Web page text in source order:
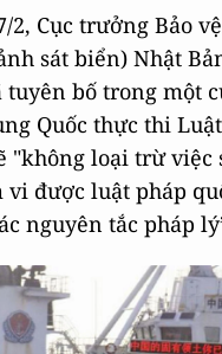
2, Cục trưởng Bảo
sát biển) Nhật
tuyên bố trong một
Quốc thực thi
"không loại trừ
được luật pháp
nguyên tắc pháp